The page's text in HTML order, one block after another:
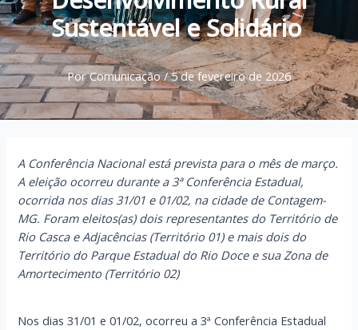
Sustentável e Solidário
PorComunicação/5 de fevereiro de 2026
A Conferência Nacional está prevista para o mês de março.
A eleição ocorreu durante a 3ª Conferência Estadual,
ocorrida nos dias 31/01 e 01/02, na cidade de Contagem-
MG. Foram eleitos(as) dois representantes do Território de
Rio Casca e Adjacências (Território 01) e mais dois do
Território do Parque Estadual do Rio Doce e sua Zona de
Amortecimento (Território 02)
Nos dias 31/01 e 01/02, ocorreu a 3ª Conferência Estadual